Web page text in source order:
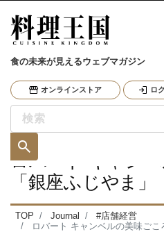
食の未来が見えるウェブマガジン
オンラインストア ロ
ロバート キャン
「銀座ふじやま」
TOP Journal
#店舗経営
ロバート キャンベルの美味ごこ